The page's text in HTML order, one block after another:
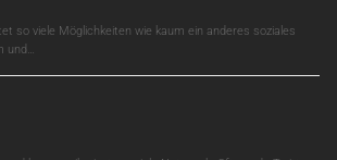
so viele Möglichkeiten wie kaum ein anderes soziales
und…